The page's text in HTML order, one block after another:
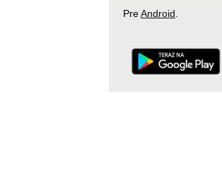
PreAndroid